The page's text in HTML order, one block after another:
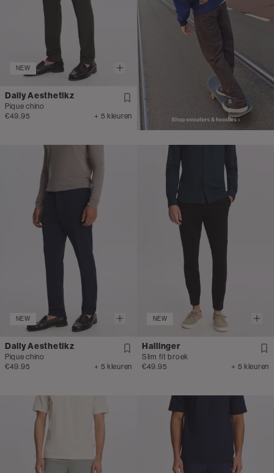
NEW
Daily Aesthetikz
Pique chino
€49.95
+ 5 kleuren
NEW
Daily Aesthetikz
Pique chino
€49.95
+ 5 kleuren
NEW
Hallinger
Slim fit broek
€49.95
+ 5 kleuren